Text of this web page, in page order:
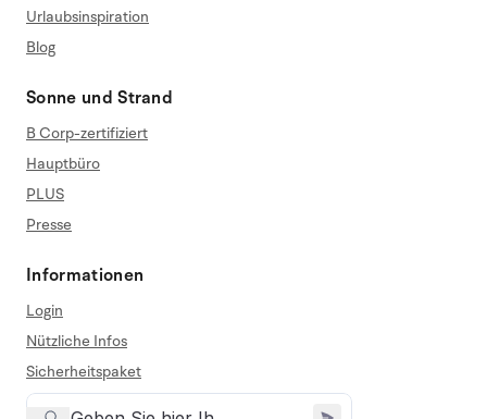
Urlaubsinspiration
Blog
Sonne und Strand
B Corp-zertifiziert
Hauptbüro
PLUS
Presse
Informationen
Login
Nützliche Infos
Sicherheitspaket